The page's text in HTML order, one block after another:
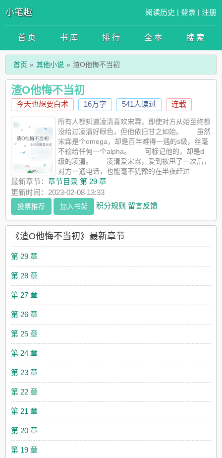
小笔趣 阅读历史 | 登录 | 注册
首 页 书 库 排 行 全 本 搜 索
首页 其他小说 渣O他悔不当初
渣O他悔不当初
今天也想要白术 16万字 541人读过 连载
所有人都知道凌清喜欢宋霖，即使对方从始至终都
没给过凌清好眼色，但他依旧甘之如始。 虽然
宋霖是个omega，却是百年难得一遇的s级，丝毫
不输给任何一个alpha。 可标记他的，却是d
级的凌清。 凌清爱宋霖，爱到被甩了一次后，
对方一通电话，也能毫不犹豫的在半夜赶过
去。 爱到即使宋霖说分手，他也只会自责自己不够优
秀。 像个小狗。宋霖爱他时，凌清屁颠颠的就会凑上前
去。 宋霖不爱他时，他低垂着眉眼只会苦苦哀求。 久而
久之，就连宋霖也以为，只要他一句话，不管做了多少错事，凌
清都会愿意和他在一起。 可这次没有，滚烫的咖啡从头上泼
下，顺着头发滴在他的脸上。 凌清第一次在宋霖面前硬气，
“我们结束了，你个臭傻逼，别再来烦我了！” 朋友调侃宋霖被
谅了。” 一天，两天，大半个月过去了。宋霖都没等到凌清的
消息。 先爱上的人先输。凌清在不爱后才成了赢家。 后
来，宋霖站在房门外，双手握拳，掐的手上鲜血直流，强忍着自
己进房间的冲动，沉默着站在那里，听完了凌清跟另一个omega
度过了易感期的全过程。 宋霖后悔了，只是这种悔意来得太
晚了。 不换受。 攻不洁，受洁。 凌清（攻）x宋
霖（受）平凡攻x大众情人受。弱攻强受。攻前期缺爱后期只爱自
己。隔壁完结文：《那个alpha过分娇弱》aa恋女装攻，娇蛮任性
大小姐攻x沉稳但是永远都在被嫌弃受《那个被龙缠上的小可怜》
校园日常文，人类攻x龙妖受。胆小的假兔子是要被龙妖‘吃掉’的
对象是前男友》破镜重圆但是甜文以及网恋文。渣而不自知海王
戏精攻x憨憨受。失忆之后不仅被老婆骗，还要遭受良心的谴责，
最新章节：章节目录 第 29 章
更新时间：2023-02-08 13:33
投票推荐 加入书架 积分规则 留言反馈
《渣O他悔不当初》最新章节
第 29 章
第 28 章
第 27 章
第 26 章
第 25 章
第 24 章
第 23 章
第 22 章
第 21 章
第 20 章
第 19 章